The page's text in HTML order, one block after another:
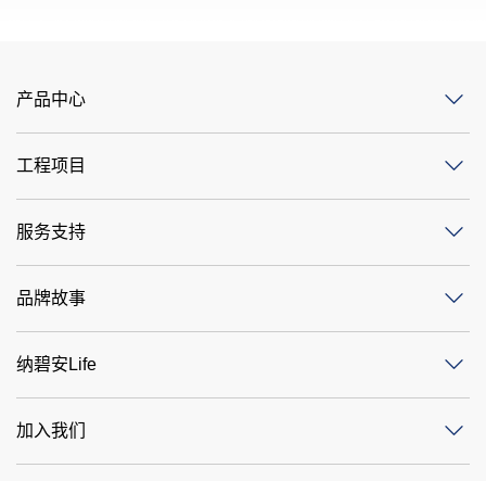
产品中心
工程项目
服务支持
品牌故事
纳碧安Life
加入我们